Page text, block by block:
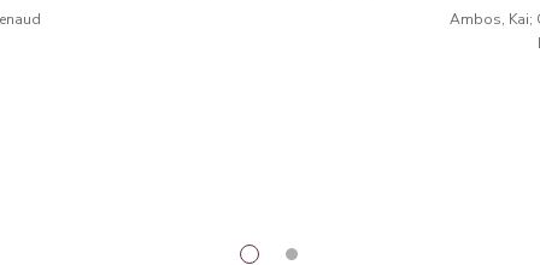
–
original
Ambos, Kai;